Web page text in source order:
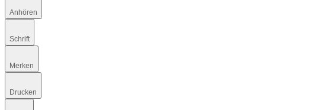
Anhören
Schrift
Merken
Drucken